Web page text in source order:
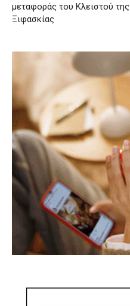
μεταφοράς του Κλειστού της
Ξιφασκίας